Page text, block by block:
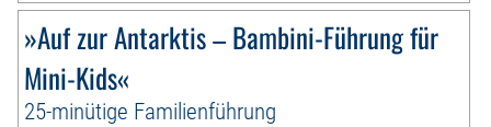
»Auf zur Antarktis – Bambini-Führung für
Mini-Kids«
25-minütige Familienführung